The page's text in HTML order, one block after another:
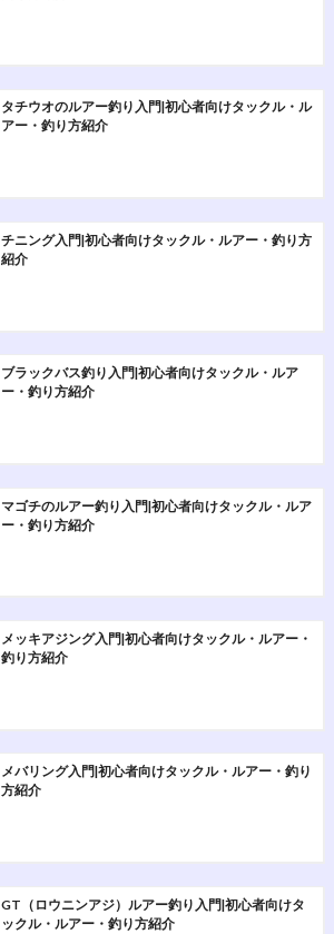
タチウオのルアー釣り入門|初心者向けタックル・ル
アー・釣り方紹介
チニング入門|初心者向けタックル・ルアー・釣り方
紹介
ブラックバス釣り入門|初心者向けタックル・ルア
ー・釣り方紹介
マゴチのルアー釣り入門|初心者向けタックル・ルア
ー・釣り方紹介
メッキアジング入門|初心者向けタックル・ルアー・
釣り方紹介
メバリング入門|初心者向けタックル・ルアー・釣り
方紹介
GT（ロウニンアジ）ルアー釣り入門|初心者向けタ
ックル・ルアー・釣り方紹介